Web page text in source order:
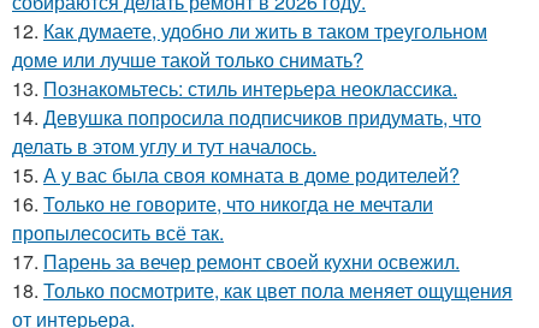
12. Как думаете, удобно ли жить в таком треугольном
доме или лучше такой только снимать?
13. Познакомьтесь: стиль интерьера неоклассика.
14. Девушка попросила подписчиков придумать, что
делать в этом углу и тут началось.
15. А у вас была своя комната в доме родителей?
16. Только не говорите, что никогда не мечтали
пропылесосить всё так.
17. Парень за вечер ремонт своей кухни освежил.
18. Только посмотрите, как цвет пола меняет ощущения
от интерьера.